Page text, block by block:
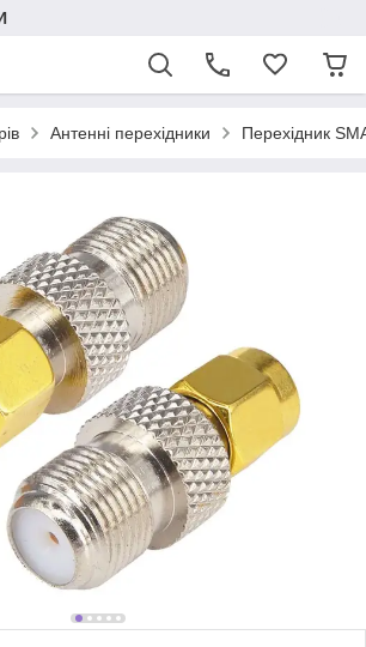
Антенні перехідники Перехідник